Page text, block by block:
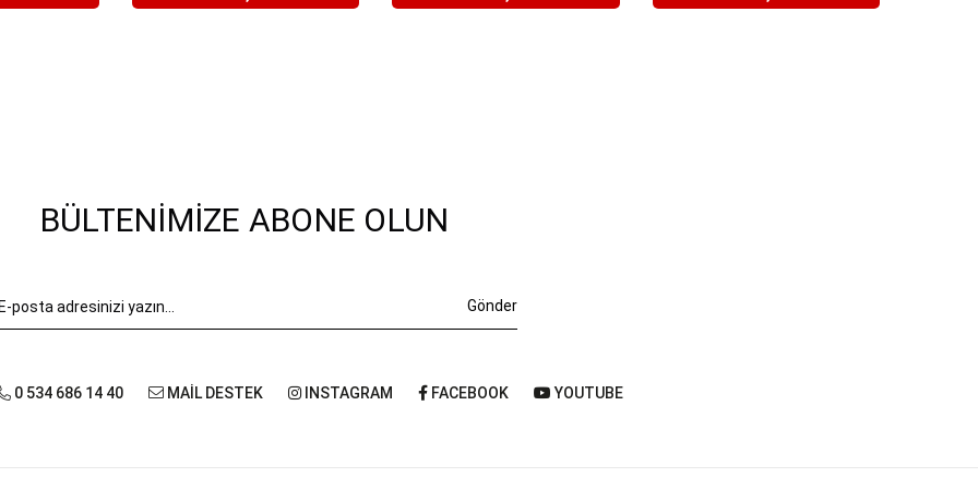
BÜLTENIMIZE ABONE OLUN
Gönder
0 534 686 14 40 MAİL DESTEK INSTAGRAM FACEBOOK YOUTUBE